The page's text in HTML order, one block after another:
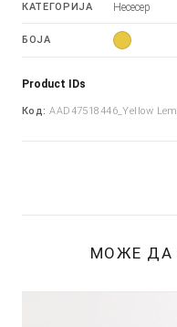
КАТЕГОРИЈА Несесер
БОЈА
Product IDs
Код: AAD47518446_Yellow
МОЖЕ ДА